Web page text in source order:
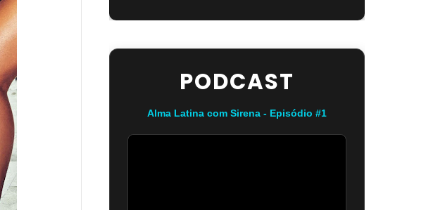
PODCAST
Alma Latina com Sirena - Episódio #1